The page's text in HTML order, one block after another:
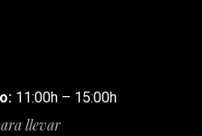
11:00h – 15:00h
llevar